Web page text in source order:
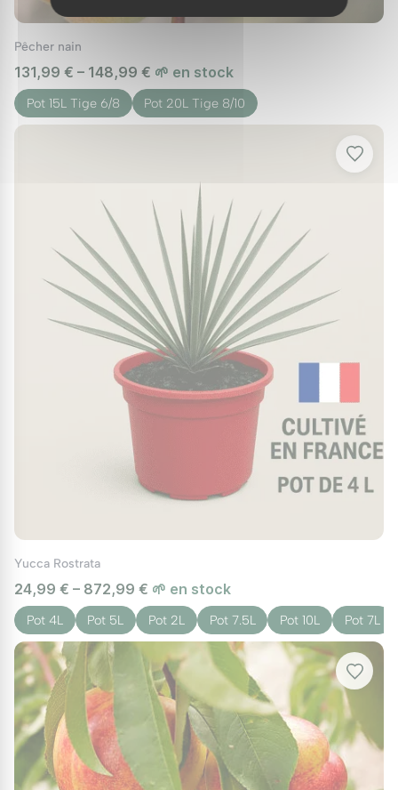
Pêcher nain
131,99 € – 148,99 € 🌱 en stock
Pot 15L Tige 6/8 Pot 20L Tige 8/10
Yucca Rostrata
24,99 € – 872,99 € 🌱 en stock
Pot 4L Pot 5L Pot 2L Pot 7.5L Pot 10L Pot 7L